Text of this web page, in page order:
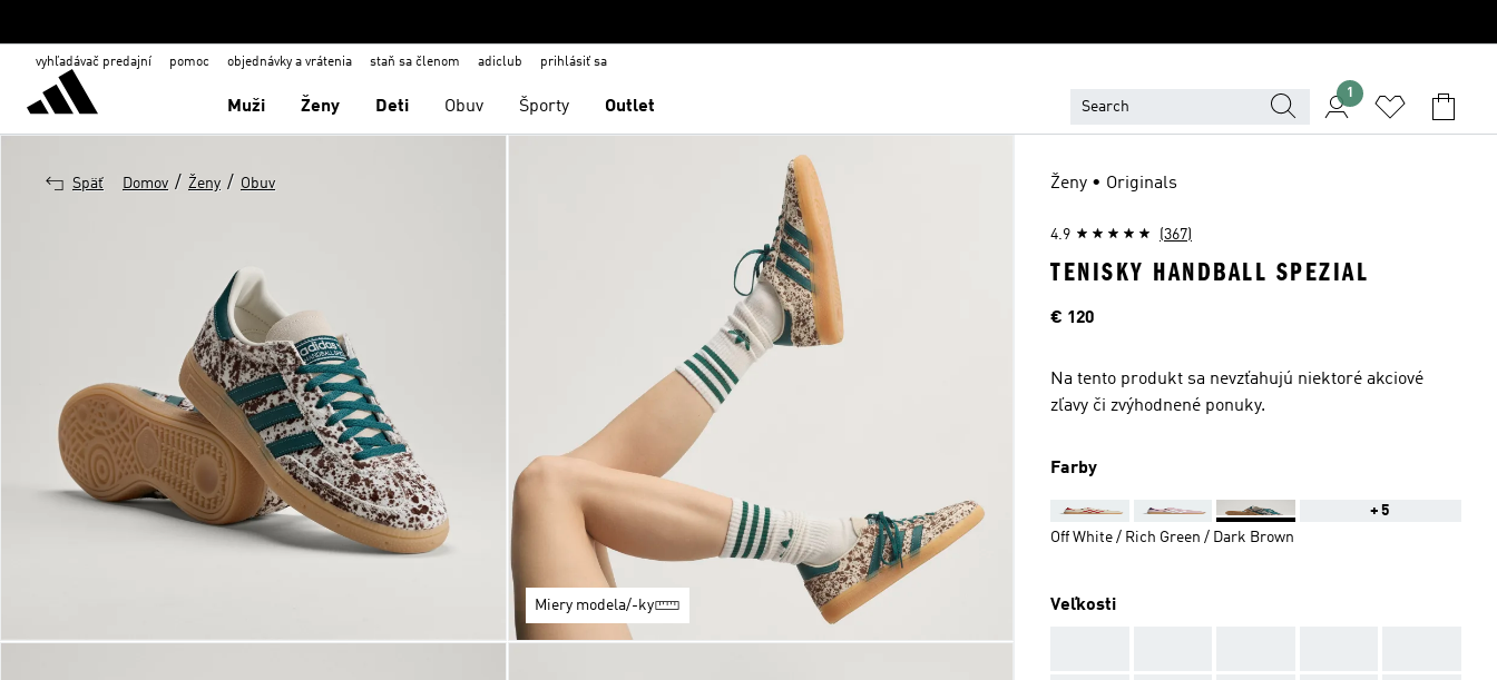
vyhľadávač predajní pomoc objednávky a vrátenia staň sa členom adiclub prihlásiť sa
Muži Ženy Deti Obuv Športy Outlet
1
Späť Domov / Ženy / Obuv
Miery modela/-ky
Ženy • Originals
4.9 (367)
TENISKY HANDBALL SPEZIAL
Cena
€ 120
Na tento produkt sa nevzťahujú niektoré akciové
zľavy či zvýhodnené ponuky.
Farby
+5
Off White / Rich Green / Dark Brown
Veľkosti